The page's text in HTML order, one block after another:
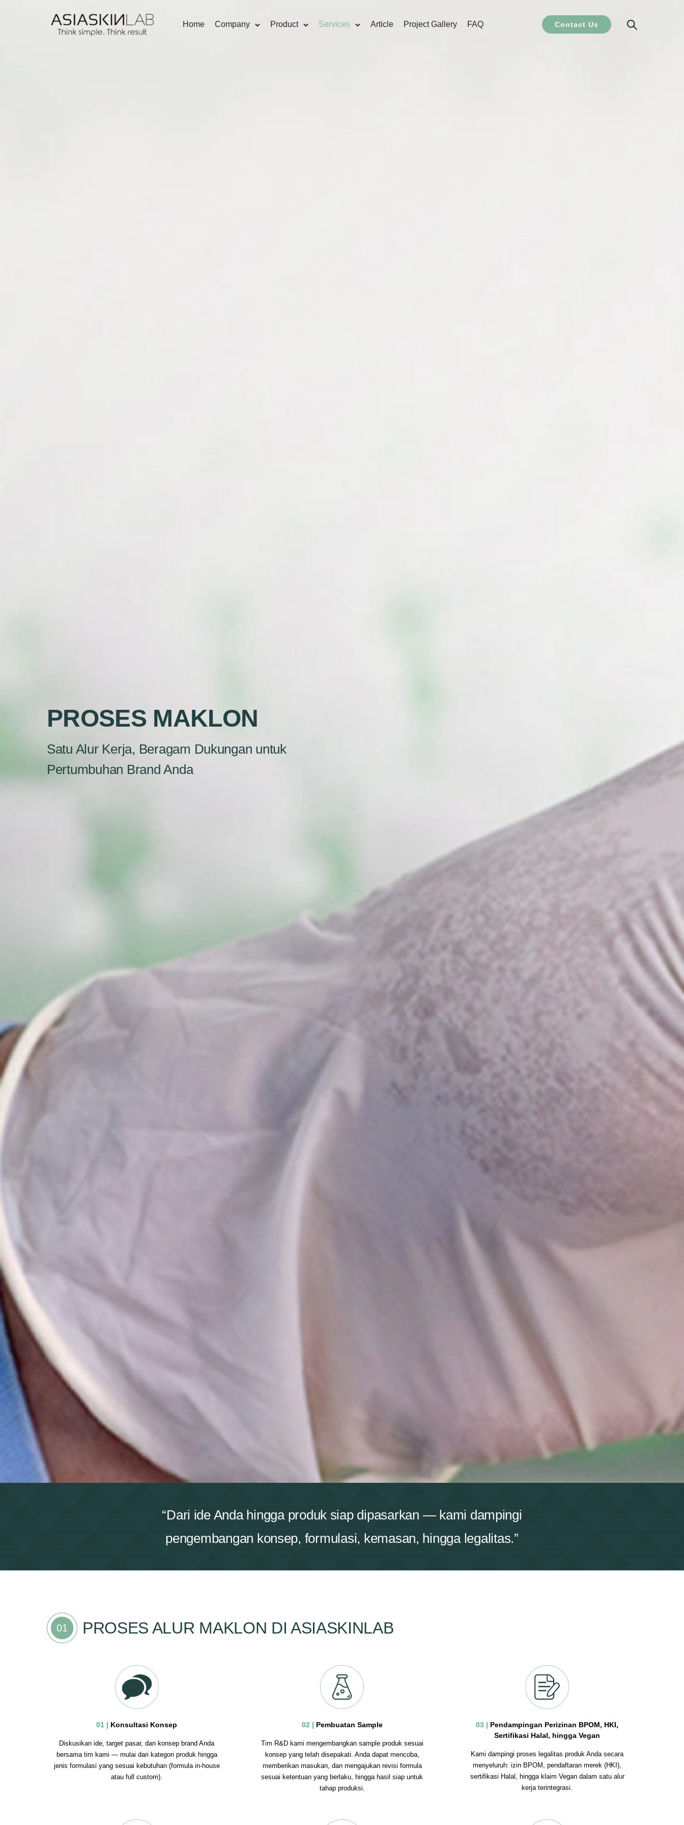
Home Company Product Services Article Project Gallery FAQ Contact Us
PROSES MAKLON
Satu Alur Kerja, Beragam Dukungan untuk
Pertumbuhan Brand Anda
“Dari ide Anda hingga produk siap dipasarkan — kami dampingi
pengembangan konsep, formulasi, kemasan, hingga legalitas.”
PROSES ALUR MAKLON DI ASIASKINLAB
01 | Konsultasi Konsep
Diskusikan ide, target pasar, dan konsep brand Anda
bersama tim kami — mulai dari kategori produk hingga
jenis formulasi yang sesuai kebutuhan (formula in-house
atau full custom).
02 | Pembuatan Sample
Tim R&D kami mengembangkan sample produk sesuai
konsep yang telah disepakati. Anda dapat mencoba,
memberikan masukan, dan mengajukan revisi formula
sesuai ketentuan yang berlaku, hingga hasil siap untuk
tahap produksi.
03 | Pendampingan Perizinan BPOM, HKI,
Sertifikasi Halal, hingga Vegan
Kami dampingi proses legalitas produk Anda secara
menyeluruh: izin BPOM, pendaftaran merek (HKI),
sertifikasi Halal, hingga klaim Vegan dalam satu alur
kerja terintegrasi.